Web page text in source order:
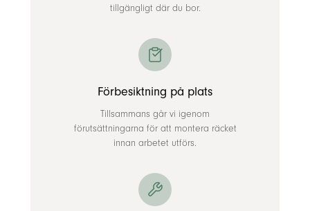
tillgängligt där du bor.
Förbesiktning på plats
Tillsammans går vi igenom
förutsättningarna för att montera räcket
innan arbetet utförs.